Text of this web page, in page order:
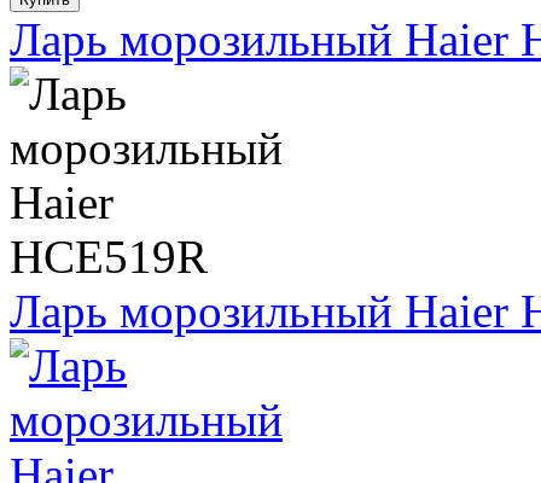
Ларь морозильный Haier
Ларь морозильный Haier